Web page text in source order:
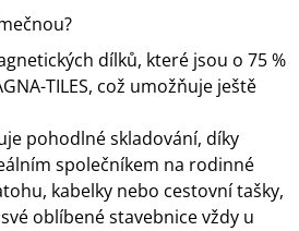
dílků, které jsou o 75 %
TILES, což umožňuje ještě
pohodlné skladování, díky
společníkem na rodinné
kabelky nebo cestovní tašky,
oblíbené stavebnice vždy u